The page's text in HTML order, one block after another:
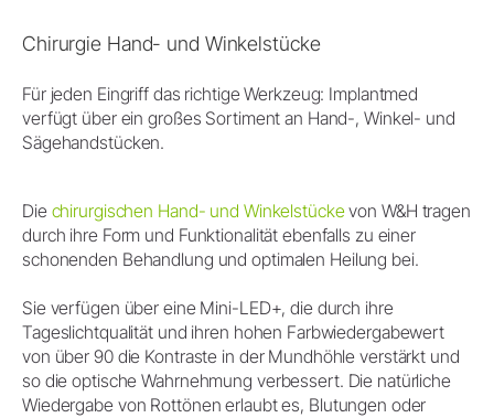
Chirurgie Hand- und Winkelstücke
Für jeden Eingriff das richtige Werkzeug: Implantmed
verfügt über ein großes Sortiment an Hand-, Winkel- und
Sägehandstücken.
Die chirurgischen Hand- und Winkelstückevon W&H tragen
durch ihre Form und Funktionalität ebenfalls zu einer
schonenden Behandlung und optimalen Heilung bei.
Sie verfügen über eine Mini-LED+, die durch ihre
Tageslichtqualität und ihren hohen Farbwiedergabewert
von über 90 die Kontraste in der Mundhöhle verstärkt und
so die optische Wahrnehmung verbessert. Die natürliche
Wiedergabe von Rottönen erlaubt es, Blutungen oder